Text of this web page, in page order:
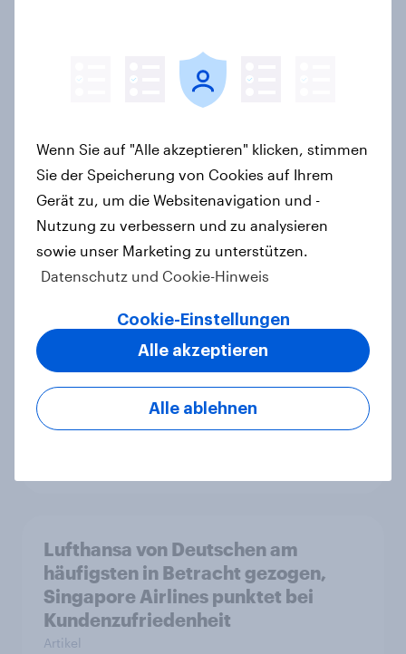
personalisierter KI erwarten, und
welche KI-Tools bei der
Reiseplanung bereits genutzt
Artikel
Urlaubsplanung mit KI: Mehr
virtueller Reiseführer, weniger
Buchungsagent
Natururlaub mit Anspruch: So viel
Komfort erwarten deutsche
Lufthansa von Deutschen am
häufigsten in Betracht gezogen,
Singapore Airlines punktet bei
Kundenzufriedenheit
Artikel
Wenn Sie auf "Alle akzeptieren" klicken, stimmen
Sie der Speicherung von Cookies auf Ihrem
Gerät zu, um die Websitenavigation und -
Nutzung zu verbessern und zu analysieren
sowie unser Marketing zu unterstützen.
Datenschutz und Cookie-Hinweis
Cookie-Einstellungen
Alle ablehnen
Alle akzeptieren